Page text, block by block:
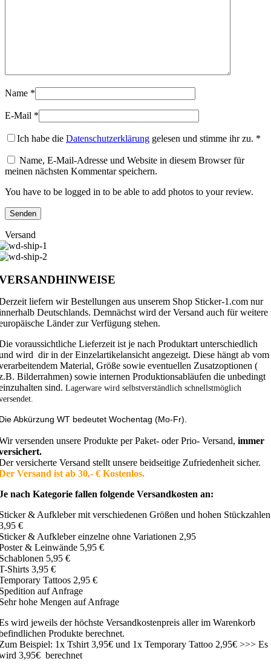
Name *
E-Mail *
Ich habe die Datenschutzerklärung gelesen und stimme ihr zu. *
Name, E-Mail-Adresse und Website in diesem Browser für
meinen nächsten Kommentar speichern.
You have to be logged in to be able to add photos to your review.
Versand
liefern wir Bestellungen aus unserem Shop Sticker-1.com nur
Deutschlands. Demnächst wird der Versand auch für weitere
Länder zur Verfügung stehen.
voraussichtliche Lieferzeit ist je nach Produktart unterschiedlich
wird dir in der Einzelartikelansicht angezeigt. Diese hängt ab vom
Material, Größe sowie eventuellen Zusatzoptionen (
Bilderrahmen) sowie internen Produktionsabläufen die unbedingt
sind. Lagerware wird selbstverständlich schnellstmöglich
Abkürzung WT bedeutet Wochentag (Mo-Fr).
versenden unsere Produkte per Paket- oder Prio- Versand, immer
versicherte Versand stellt unsere beidseitige Zufriedenheit sicher.
Versand ist ab 30,- € Kostenlos.
nach Kategorie fallen folgende Versandkosten an:
& Aufkleber mit verschiedenen Größen und hohen Stückzahlen
€
& Aufkleber einzelne ohne Variationen 2,95
& Leinwände 5,95 €
5,95 €
Shirts 3,95 €
Tattoos 2,95 €
auf Anfrage
hohe Mengen auf Anfrage
wird jeweils der höchste Versandkostenpreis aller im Warenkorb
Produkte berechnet.
Beispiel: 1x Tshirt 3,95€ und 1x Temporary Tattoo 2,95€ >>> Es
3,95€ berechnet